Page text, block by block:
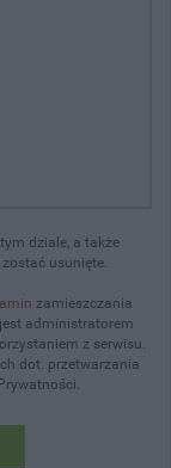
dziale, a także
usunięte.
zamieszczania
administratorem
z serwisu.
dot. przetwarzania